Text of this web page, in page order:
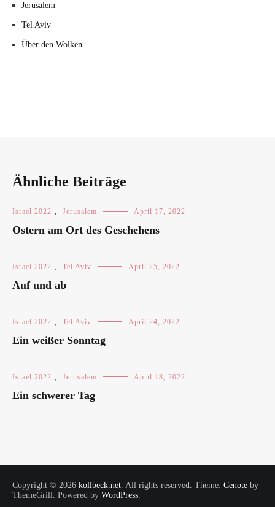
Jerusalem
Tel Aviv
Über den Wolken
Ähnliche Beiträge
Israel 2022 , Jerusalem April 17, 2022
Ostern am Ort des Geschehens
Israel 2022 , Tel Aviv April 25, 2022
Auf und ab
Israel 2022 , Tel Aviv April 24, 2022
Ein weißer Sonntag
Israel 2022 , Jerusalem April 18, 2022
Ein schwerer Tag
Copyright © 2026 kollbeck.net. All rights reserved. Theme: Cenote by
ThemeGrill. Powered by WordPress.